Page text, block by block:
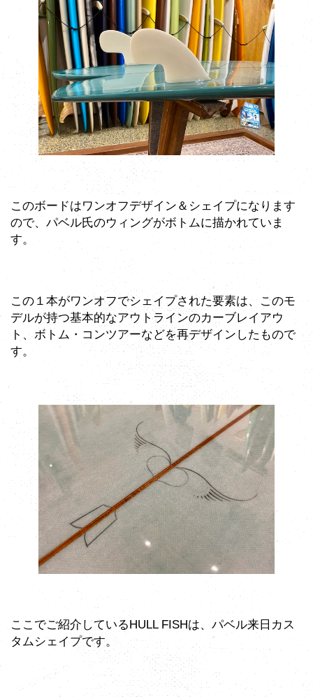
このボードはワンオフデザイン＆シェイプになります
ので、パベル氏のウィングがボトムに描かれていま
す。
この１本がワンオフでシェイプされた要素は、このモ
デルが持つ基本的なアウトラインのカーブレイアウ
ト、ボトム・コンツアーなどを再デザインしたもので
す。
ここでご紹介しているHULL FISHは、パベル来日カス
タムシェイプです。